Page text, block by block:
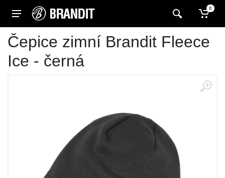
0
Čepice zimní Brandit Fleece
Ice - černá